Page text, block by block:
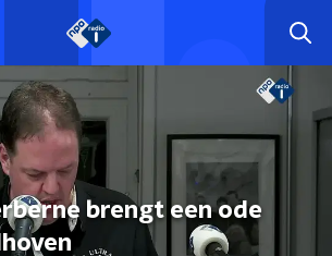
brengt een ode